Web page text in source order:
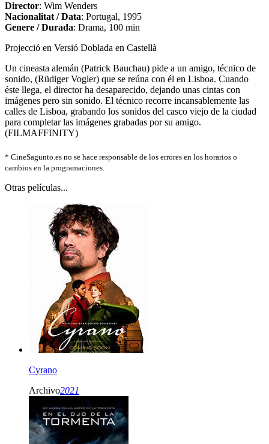
Director: Wim Wenders
Nacionalitat / Data: Portugal, 1995
Genere / Durada: Drama, 100 min
Projecció en Versió Doblada en Castellà
Un cineasta alemán (Patrick Bauchau) pide a un amigo, técnico de
sonido, (Rüdiger Vogler) que se reúna con él en Lisboa. Cuando
éste llega, el director ha desaparecido, dejando unas cintas con
imágenes pero sin sonido. El técnico recorre incansablemente las
calles de Lisboa, grabando los sonidos del casco viejo de la ciudad
para completar las imágenes grabadas por su amigo.
(FILMAFFINITY)
* CineSagunto.es no se hace responsable de los errores en los horarios o
cambios en la programaciones.
Otras películas...
Cyrano
Archivo2021